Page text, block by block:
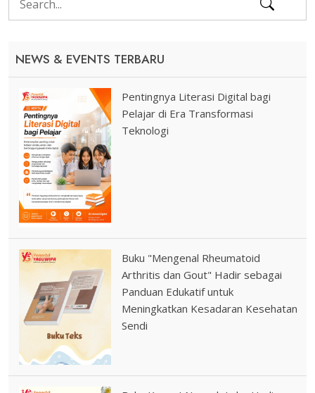
NEWS & EVENTS TERBARU
Pentingnya Literasi Digital bagi
Pelajar di Era Transformasi
Teknologi
Buku "Mengenal Rheumatoid
Arthritis dan Gout" Hadir sebagai
Panduan Edukatif untuk
Meningkatkan Kesadaran Kesehatan
Sendi